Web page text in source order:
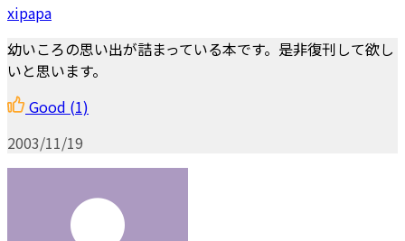
xipapa
幼いころの思い出が詰まっている本です。是非復刊して欲し
いと思います。
Good (1)
2003/11/19